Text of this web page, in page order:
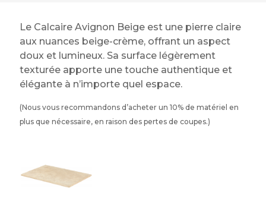
Le Calcaire Avignon Beige est une pierre claire
aux nuances beige-crème, offrant un aspect
doux et lumineux. Sa surface légèrement
texturée apporte une touche authentique et
élégante à n’importe quel espace.
(Nous vous recommandons d’acheter un 10% de matériel en
plus que nécessaire, en raison des pertes de coupes.)